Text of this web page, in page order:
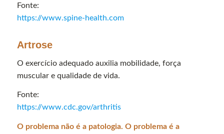
Fonte:
https://www.spine-health.com
Artrose
O exercício adequado auxilia mobilidade, força
muscular e qualidade de vida.
Fonte:
https://www.cdc.gov/arthritis
O problema não é a patologia. O problema é a